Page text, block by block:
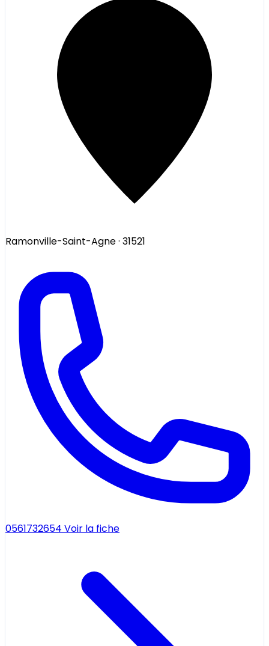
Ramonville-Saint-Agne· 31521
0561732654 Voir la fiche